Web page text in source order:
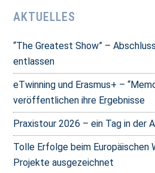
AKTUELLES
“The Greatest Show” –
entlassen
eTwinning und Erasmus+ –
veröffentlichen ihre Ergebnisse
Praxistour 2026 – ein Tag in der
Tolle Erfolge beim
Projekte ausgezeichnet